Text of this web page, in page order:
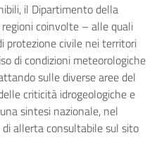
il Dipartimento della
coinvolte – alle quali
protezione civile nei territori
di condizioni meteorologiche
sulle diverse aree del
criticità idrogeologiche e
sintesi nazionale, nel
allerta consultabile sul sito